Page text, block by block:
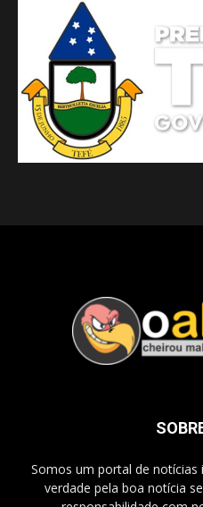
Somos um portal de notícias
verdade pela boa notícia